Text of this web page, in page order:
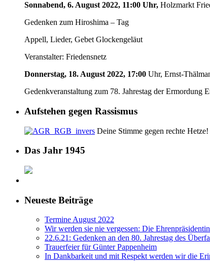
Sonnabend, 6. August 2022, 11:00 Uhr, Holzmarkt
Gedenken zum Hiroshima – Tag
Appell, Lieder, Gebet Glockengeläut
Veranstalter: Friedensnetz
Donnerstag, 18. August 2022, 17:00 Uhr, Ernst-
Gedenkveranstaltung zum 78. Jahrestag der Ermordung
Aufstehen gegen Rassismus
Deine Stimme gegen rechte Hetze!
Das Jahr 1945
Neueste Beiträge
Termine August 2022
Wir werden sie nie vergessen: Die
22.6.21: Gedenken an den 80. Jahrestag des
Trauerfeier für Günter Pappenheim
In Dankbarkeit und mit Respekt werden wir die